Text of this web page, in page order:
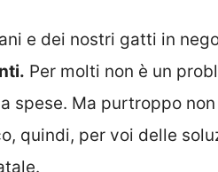
e dei nostri gatti in
Per molti non è un
spese. Ma purtroppo
quindi, per voi delle